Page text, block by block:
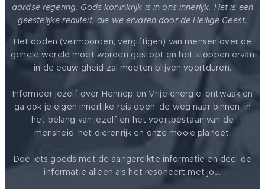
aardse regering. Gods koninkrijk is in ons innerlijk. Het is een
geestelijke realiteit, die we ervaren door de Heilige Geest.
Het doden (vermoorden, vergiftigen) van mensen over de
gehele wereld moet worden gestopt en het stoppen ervan
in de eeuwigheid zal moeten blijven voortduren.
Informeer jezelf over Hennep en Vrije energie, ontwaak en
ga ook je eigen innerlijke reis doen, de weg naar binnen, in
het belang van jezelf en het voortbestaan van de
mensheid, het dierenrijk en onze mooie planeet.
Doe iets goeds met de aangereikte informatie en deel de
informatie alleen als het resoneert met jou.